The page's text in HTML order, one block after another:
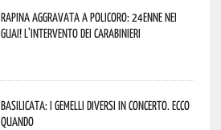
Rapina aggravata a Policoro: 24enne nei
guai! L’intervento dei Carabinieri
Basilicata: i Gemelli DiVersi in concerto. Ecco
quando